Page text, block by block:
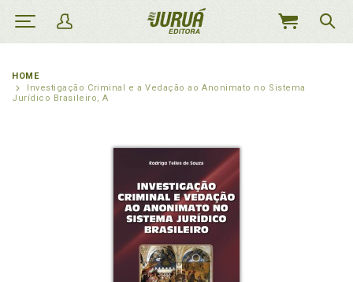
MEU
HOME
Investigação Criminal e a Vedação ao Anonimato no Sistema
Jurídico Brasileiro, A